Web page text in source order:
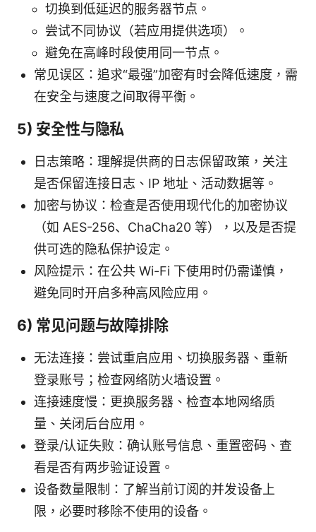
切换到低延迟的服务器节点。
尝试不同协议（若应用提供选项）。
避免在高峰时段使用同一节点。
常见误区：追求“最强”加密有时会降低速度，需
在安全与速度之间取得平衡。
5) 安全性与隐私
日志策略：理解提供商的日志保留政策，关注
是否保留连接日志、IP 地址、活动数据等。
加密与协议：检查是否使用现代化的加密协议
（如 AES-256、ChaCha20 等），以及是否提
供可选的隐私保护设定。
风险提示：在公共 Wi-Fi 下使用时仍需谨慎，
避免同时开启多种高风险应用。
6) 常见问题与故障排除
无法连接：尝试重启应用、切换服务器、重新
登录账号；检查网络防火墙设置。
连接速度慢：更换服务器、检查本地网络质
量、关闭后台应用。
登录/认证失败：确认账号信息、重置密码、查
看是否有两步验证设置。
设备数量限制：了解当前订阅的并发设备上
限，必要时移除不使用的设备。